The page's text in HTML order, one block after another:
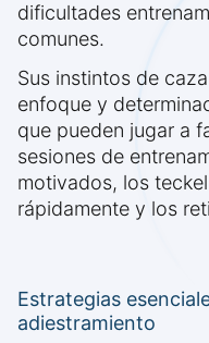
dificultades
comunes.
Sus instintos de
enfoque y
que pueden jugar a
sesiones de
motivados, los
rápidamente y los
Estrategias
adiestramiento